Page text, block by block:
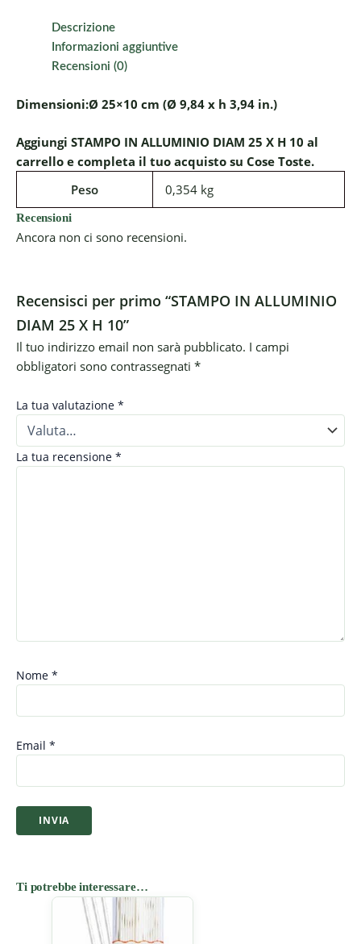
Descrizione
Informazioni aggiuntive
Recensioni (0)
Dimensioni:Ø 25×10 cm (Ø 9,84 x h 3,94 in.)
Aggiungi STAMPO IN ALLUMINIO DIAM 25 X H 10 al
carrello e completa il tuo acquisto su Cose Toste.
Peso
0,354 kg
Recensioni
Ancora non ci sono recensioni.
Recensisci per primo “STAMPO IN ALLUMINIO
DIAM 25 X H 10”
Il tuo indirizzo email non sarà pubblicato. I campi
obbligatori sono contrassegnati *
La tua valutazione *
La tua recensione *
Nome *
Email *
Ti potrebbe interessare…